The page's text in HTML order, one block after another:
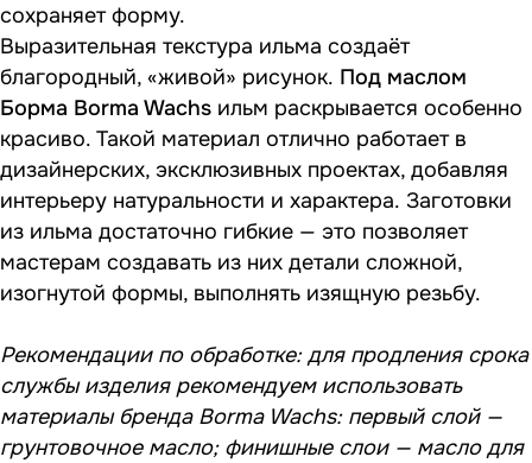
сохраняет форму.
Выразительная текстура ильма создаёт
благородный, «живой» рисунок. Под маслом
Борма Borma Wachs ильм раскрывается особенно
красиво. Такой материал отлично работает в
дизайнерских, эксклюзивных проектах, добавляя
интерьеру натуральности и характера. Заготовки
из ильма достаточно гибкие — это позволяет
мастерам создавать из них детали сложной,
изогнутой формы, выполнять изящную резьбу.
Рекомендации по обработке: для продления срока
службы изделия рекомендуем использовать
материалы бренда Borma Wachs: первый слой —
грунтовочное масло; финишные слои — масло для